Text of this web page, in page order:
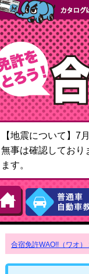
【地震について】7
無事は確認しており
ます。
合宿免許WAO!!（ワオ）